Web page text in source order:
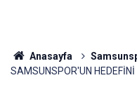
Anasayfa
SAMSUNSPOR'UN HEDEFİNİ